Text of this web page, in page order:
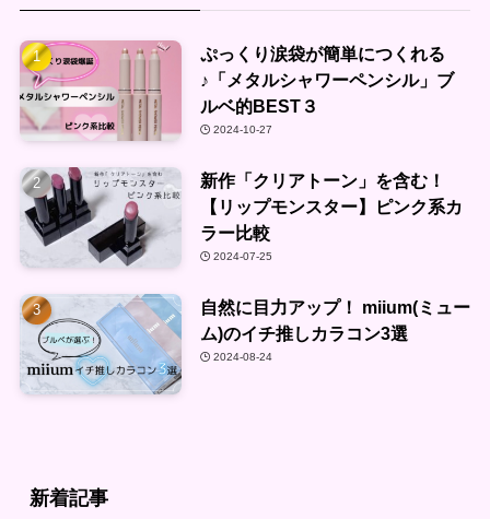
ぷっくり涙袋が簡単につくれる
♪「メタルシャワーペンシル」ブ
ルベ的BEST３
2024-10-27
新作「クリアトーン」を含む！
【リップモンスター】ピンク系カ
ラー比較
2024-07-25
自然に目力アップ！ miium(ミュー
ム)のイチ推しカラコン3選
2024-08-24
新着記事